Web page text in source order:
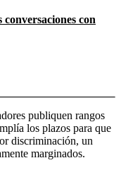
con
publiquen rangos
los plazos para que
discriminación, un
marginados.